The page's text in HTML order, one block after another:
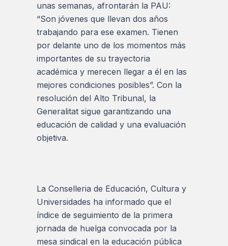
unas semanas, afrontarán la PAU:
“Son jóvenes que llevan dos años
trabajando para ese examen. Tienen
por delante uno de los momentos más
importantes de su trayectoria
académica y merecen llegar a él en las
mejores condiciones posibles”. Con la
resolución del Alto Tribunal, la
Generalitat sigue garantizando una
educación de calidad y una evaluación
objetiva.
La Conselleria de Educación, Cultura y
Universidades ha informado que el
índice de seguimiento de la primera
jornada de huelga convocada por la
mesa sindical en la educación pública